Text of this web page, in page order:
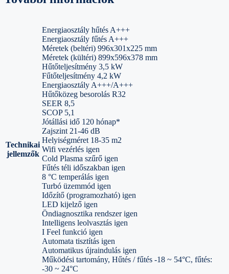
Technikai
jellemzők
Energiaosztály hűtés A+++
Energiaosztály fűtés A+++
Méretek (beltéri) 996x301x225 mm
Méretek (kültéri) 899x596x378 mm
Hűtőteljesítmény 3,5 kW
Fűtőteljesítmény 4,2 kW
Energiaosztály A+++/A+++
Hűtőközeg besorolás R32
SEER 8,5
SCOP 5,1
Jótállási idő 120 hónap*
Zajszint 21-46 dB
Helyiségméret 18-35 m2
Wifi vezérlés igen
Cold Plasma szűrő igen
Fűtés téli időszakban igen
8 °C temperálás igen
Turbó üzemmód igen
Időzítő (programozható) igen
LED kijelző igen
Öndiagnosztika rendszer igen
Intelligens leolvasztás igen
I Feel funkció igen
Automata tisztítás igen
Automatikus újraindulás igen
Működési tartomány, Hűtés / fűtés -18 ~ 54°C, fűtés:
-30 ~ 24°C